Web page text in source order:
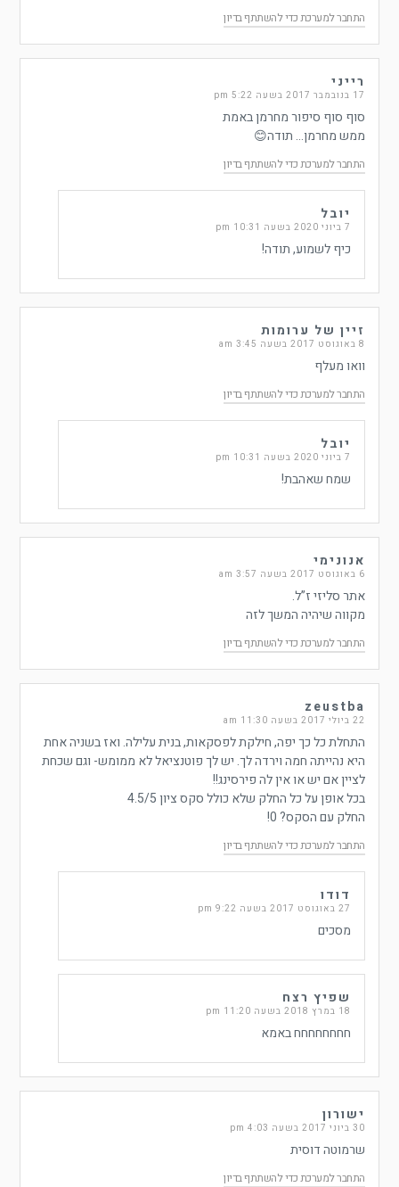
התחבר למערכת כדי להשתתף בדיון
רייני
17 בנובמבר 2017 בשעה 5:22 pm
סוף סוף סיפור מחרמן באמת
ממש מחרמן… תודה😊
התחבר למערכת כדי להשתתף בדיון
יובל
7 ביוני 2020 בשעה 10:31 pm
כיף לשמוע, תודה!
זיין של ערומות
8 באוגוסט 2017 בשעה 3:45 am
וואו מעלף
התחבר למערכת כדי להשתתף בדיון
יובל
7 ביוני 2020 בשעה 10:31 pm
שמח שאהבת!
אנונימי
6 באוגוסט 2017 בשעה 3:57 am
אתר סליזי ז”ל.
מקווה שיהיה המשך לזה
התחבר למערכת כדי להשתתף בדיון
zeustba
22 ביולי 2017 בשעה 11:30 am
התחלת כל כך יפה, חילקת לפסקאות, בנית עלילה. ואז בשניה אחת
היא נהייתה חמה וירדה לך. יש לך פוטנציאל לא ממומש- וגם שכחת
לציין אם יש או אין לה פירסינג!!
בכל אופן על כל החלק שלא כולל סקס ציון 4.5/5
החלק עם הסקס? 0!
התחבר למערכת כדי להשתתף בדיון
דודו
27 באוגוסט 2017 בשעה 9:22 pm
מסכים
שפיץ רצח
18 במרץ 2018 בשעה 11:20 pm
חחחחחחחח באמא
ישורון
30 ביוני 2017 בשעה 4:03 pm
שרמוטה דוסית
התחבר למערכת כדי להשתתף בדיון